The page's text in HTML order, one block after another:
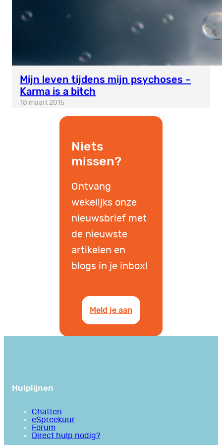
Mijn leven tijdens mijn psychoses –
Karma is a bitch
18 maart 2015
Niets
missen?
Ontvang
wekelijks onze
nieuwsbrief met
de nieuwste
artikelen en
blogs in je inbox!
Meld je aan
Hulplijnen
Chatten
eSpreekuur
Forum
Direct hulp nodig?